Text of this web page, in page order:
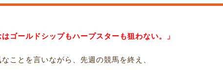
はゴールドシップもハープスターも狙わない。」
ことを言いながら、先週の競馬を終え、